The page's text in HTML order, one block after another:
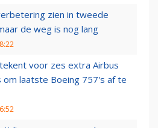
zien in tweede
de weg is nog lang
voor zes extra Airbus
om laatste Boeing 757's af te